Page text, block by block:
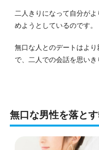
二人きりになって自分が
めようとしているのです。
無口な人とのデートはよ
で、二人での会話を思いき
無口な男性を落と